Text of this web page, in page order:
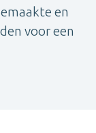
en
voor een